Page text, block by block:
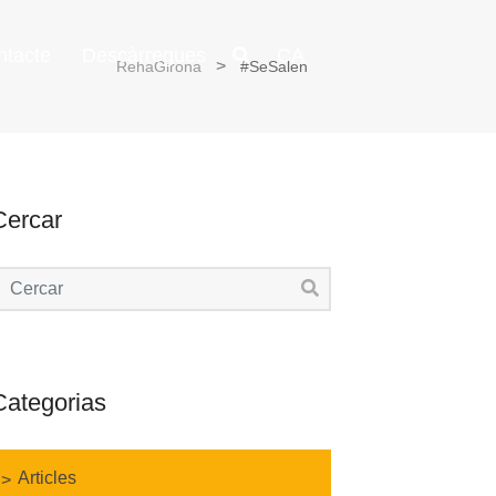
RehaGirona #SeSalen
Articles